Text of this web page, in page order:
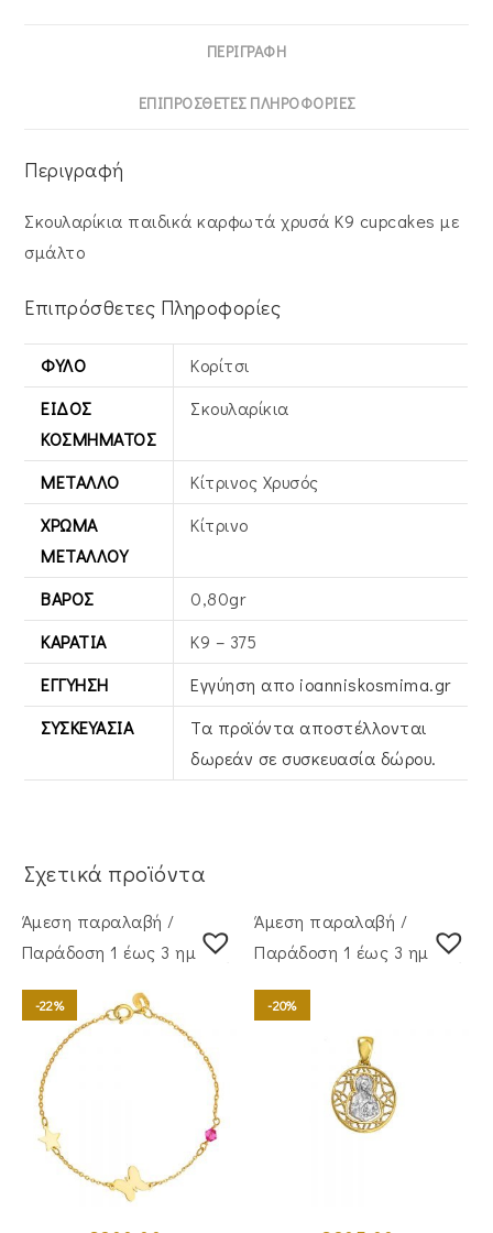
ΠΕΡΙΓΡΑΦΉ
ΕΠΙΠΡΌΣΘΕΤΕΣ ΠΛΗΡΟΦΟΡΊΕΣ
Περιγραφή
Σκουλαρίκια παιδικά καρφωτά χρυσά Κ9 cupcakes με
σμάλτο
Επιπρόσθετες Πληροφορίες
ΦΎΛΟ
Κορίτσι
ΕΊΔΟΣ
ΚΟΣΜΉΜΑΤΟΣ
Σκουλαρίκια
ΜΈΤΑΛΛΟ
Κίτρινος Xρυσός
ΧΡΏΜΑ
ΜΕΤΆΛΛΟΥ
Κίτρινο
ΒΆΡΟΣ
0,80gr
ΚΑΡΆΤΙΑ
Κ9 – 375
ΕΓΓΎΗΣΗ
Εγγύηση απο ioanniskosmima.gr
ΣΥΣΚΕΥΑΣΊΑ
Τα προϊόντα αποστέλλονται
δωρεάν σε συσκευασία δώρου.
Σχετικά προϊόντα
Άμεση παραλαβή /
Παράδoση 1 έως 3 ημέρες
-22%
Άμεση παραλαβή /
Παράδoση 1 έως 3 ημέρες
-20%